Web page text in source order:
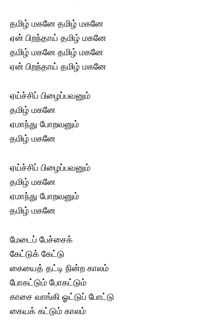
தமிழ் மகனே தமிழ் மகனே
ஏன் பிறந்தாய் தமிழ் மகனே
தமிழ் மகனே தமிழ் மகனே
ஏன் பிறந்தாய் தமிழ் மகனே
ஏய்ச்சிப் பிழைப்பவனும்
தமிழ் மகனே
ஏமாந்து போறவனும்
தமிழ் மகனே
ஏய்ச்சிப் பிழைப்பவனும்
தமிழ் மகனே
ஏமாந்து போறவனும்
தமிழ் மகனே
மேடைப் பேச்சைக்
கேட்டுக் கேட்டு
கையைத் தட்டி நின்ற காலம்
போகட்டும் போகட்டும்
காசை வாங்கி ஓட்டுப் போட்டு
கையக் கட்டும் காலம்